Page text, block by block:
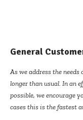
General
As we address the
longer than usual. In an
possible, we encourage
cases this is the fastest